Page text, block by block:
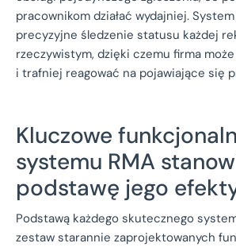
pracownikom działać wydajniej.
precyzyjne śledzenie statusu każdej
rzeczywistym, dzięki czemu firma
i trafniej reagować na pojawiające się
Kluczowe
systemu RMA
podstawę jego
Podstawą każdego skutecznego
zestaw starannie zaprojektowanych